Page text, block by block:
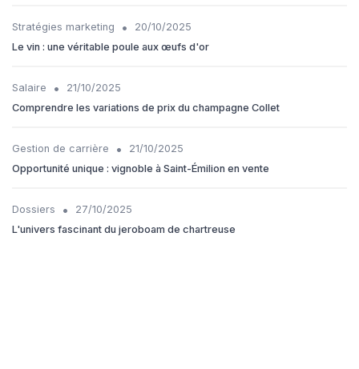
Stratégies marketing •
20/10/2025
Le vin : une véritable poule aux œufs d'or
Salaire •
21/10/2025
Comprendre les variations de prix du champagne Collet
Gestion de carrière •
21/10/2025
Opportunité unique : vignoble à Saint-Émilion en vente
Dossiers •
27/10/2025
L'univers fascinant du jeroboam de chartreuse